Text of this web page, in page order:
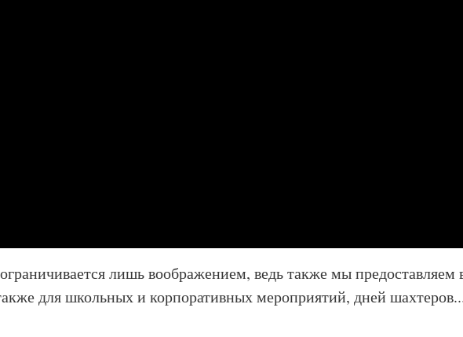
лишь воображением, ведь также мы
для школьных и корпоративных мероприятий, дней